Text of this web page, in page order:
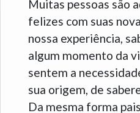
Muitas pessoas são
felizes com suas
nossa experiência,
algum momento da
sentem a
sua origem, de
Da mesma forma